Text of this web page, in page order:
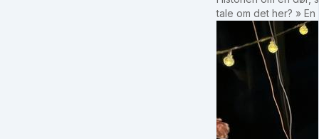
tale om det her? »